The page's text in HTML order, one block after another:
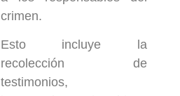
crimen.
Esto incluye la
recolección de
testimonios,